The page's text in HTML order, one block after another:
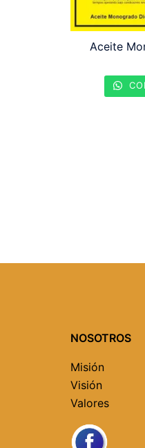
Aceite
NOSOTROS
Misión
Visión
Valores